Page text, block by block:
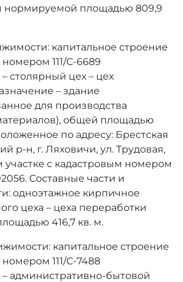
нормируемой площадью 809,9
капитальное строение
111/С-6689
столярный цех – цех
– здание
для производства
общей площадью
по адресу: Брестская
р-н, г. Ляховичи, ул. Трудовая,
участке с кадастровым номером
Составные части и
одноэтажное кирпичное
цеха – цеха переработки
416,7 кв. м.
капитальное строение
111/С-7488
административно-бытовой